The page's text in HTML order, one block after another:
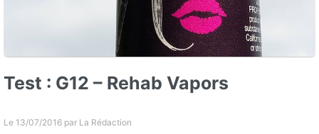
Test : G12 – Rehab Vapors
Le 13/07/2016 par La Rédaction